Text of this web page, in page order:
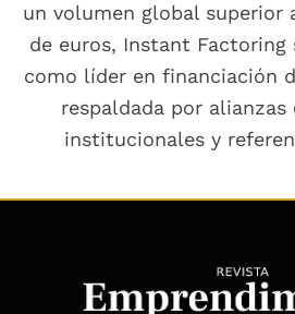
un volumen global superior
de euros, Instant Factoring
como líder en financiación
respaldada por
institucionales y